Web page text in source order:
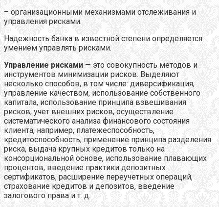
– организационными механизмами отслеживания и
управления рисками.
Надежность банка в известной степени определяется
умением управлять рисками.
Управление рисками — это совокупность методов и
инструментов минимизации рисков. Выделяют
несколько способов, в том числе: диверсификация,
управление качеством, использование собственного
капитала, использование принципа взвешивания
рисков, учет внешних рисков, осуществление
систематического анализа финансового состояния
клиента, например, платежеспособность,
кредитоспособность, применение принципа разделения
риска, выдача крупных кредитов только на
консорциональной основе, использование плавающих
процентов, введение практики депозитных
сертификатов, расширение переучетных операций,
страхование кредитов и депозитов, введение
залогового права и т. д.